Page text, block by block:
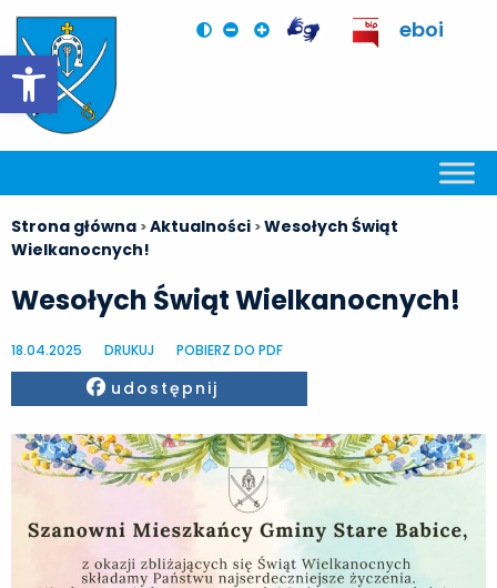
Otwórz pasek narzędzi
eboi
Strona główna >Aktualności >Wesołych Świąt
Wielkanocnych!
Wesołych Świąt Wielkanocnych!
18.04.2025 DRUKUJ POBIERZ DO PDF
Facebook
udostępnij